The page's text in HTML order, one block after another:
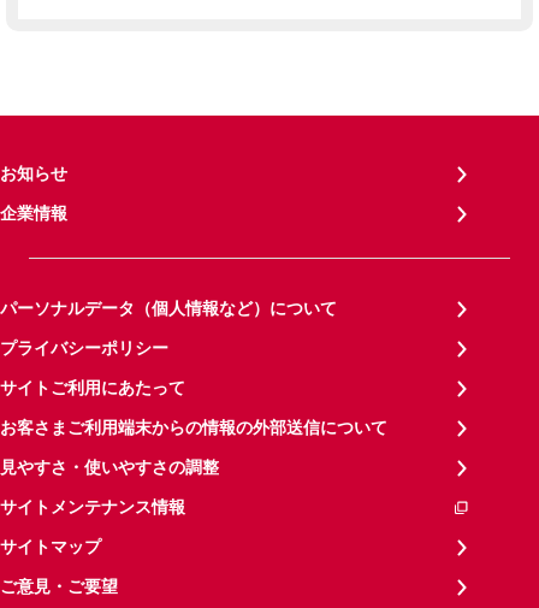
お知らせ
企業情報
パーソナルデータ（個人情報など）について
プライバシーポリシー
サイトご利用にあたって
お客さまご利用端末からの情報の外部送信について
見やすさ・使いやすさの調整
サイトメンテナンス情報
サイトマップ
ご意見・ご要望